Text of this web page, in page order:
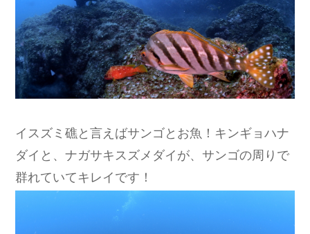
イスズミ礁と言えばサンゴとお魚！キンギョハナ
ダイと、ナガサキスズメダイが、サンゴの周りで
群れていてキレイです！